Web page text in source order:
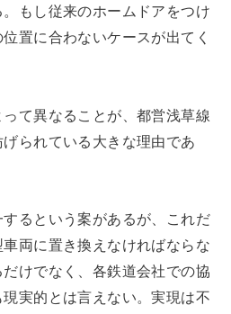
もし従来のホームドアをつけ
置に合わないケースが出てく
て異なることが、都営浅草線
られている大きな理由であ
るという案があるが、これだ
両に置き換えなければならな
けでなく、各鉄道会社での協
実的とは言えない。実現は不